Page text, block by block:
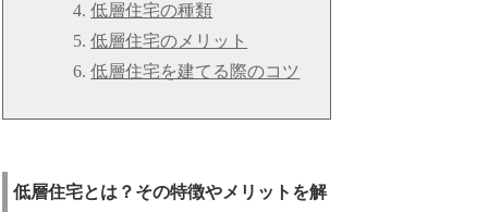
低層住宅の種類
低層住宅のメリット
低層住宅を建てる際のコツ
低層住宅とは？その特徴やメリットを解